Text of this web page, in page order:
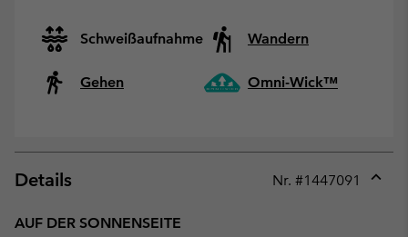
Schweißaufnahme Wandern
Gehen Omni-Wick™
Details Nr. #1447091
AUF DER SONNENSEITE